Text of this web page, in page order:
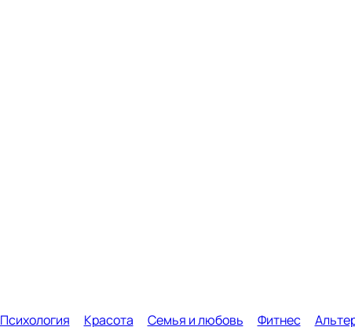
Психология Красота Семья и любовь Фитнес